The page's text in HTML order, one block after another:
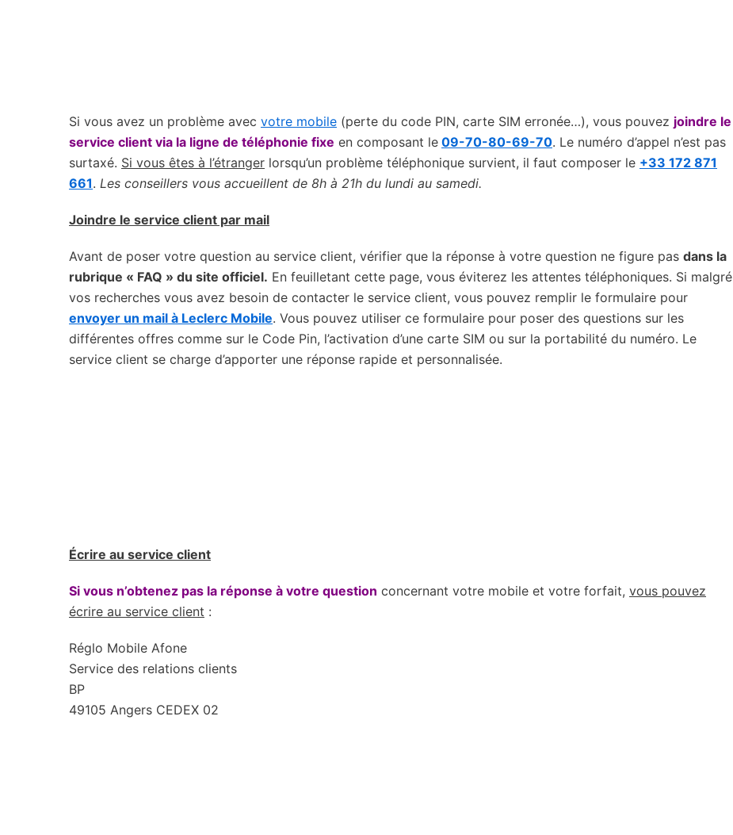
Si vous avez un problème avec votre mobile (perte du code PIN, carte SIM erronée…), vous pouvez joindre le
service client via la ligne de téléphonie fixe en composant le 09-70-80-69-70. Le numéro d’appel n’est pas
surtaxé. Si vous êtes à l’étranger lorsqu’un problème téléphonique survient, il faut composer le +33 172 871
661. Les conseillers vous accueillent de 8h à 21h du lundi au samedi.
Joindre le service client par mail
Avant de poser votre question au service client, vérifier que la réponse à votre question ne figure pas dans la
rubrique « FAQ » du site officiel. En feuilletant cette page, vous éviterez les attentes téléphoniques. Si malgré
vos recherches vous avez besoin de contacter le service client, vous pouvez remplir le formulaire pour
envoyer un mail à Leclerc Mobile. Vous pouvez utiliser ce formulaire pour poser des questions sur les
différentes offres comme sur le Code Pin, l’activation d’une carte SIM ou sur la portabilité du numéro. Le
service client se charge d’apporter une réponse rapide et personnalisée.
Écrire au service client
Si vous n’obtenez pas la réponse à votre question concernant votre mobile et votre forfait, vous pouvez
écrire au service client :
Réglo Mobile Afone
Service des relations clients
BP
49105 Angers CEDEX 02